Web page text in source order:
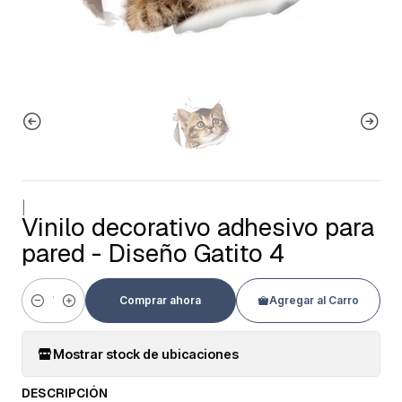
Vinilo decorativo adhesivo para
pared - Diseño Gatito 4
Cantidad
Agregar al Carro
Comprar ahora
Mostrar stock de ubicaciones
DESCRIPCIÓN